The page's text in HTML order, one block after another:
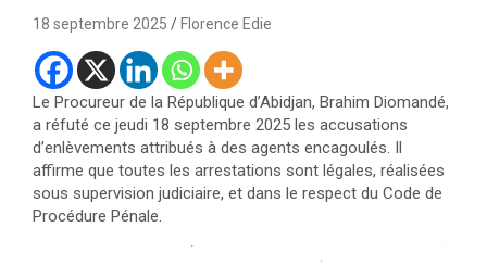
18 septembre 2025 Florence Edie
Le Procureur de la République d’Abidjan, Brahim Diomandé,
a réfuté ce jeudi 18 septembre 2025 les accusations
d’enlèvements attribués à des agents encagoulés. Il
affirme que toutes les arrestations sont légales, réalisées
sous supervision judiciaire, et dans le respect du Code de
Procédure Pénale.